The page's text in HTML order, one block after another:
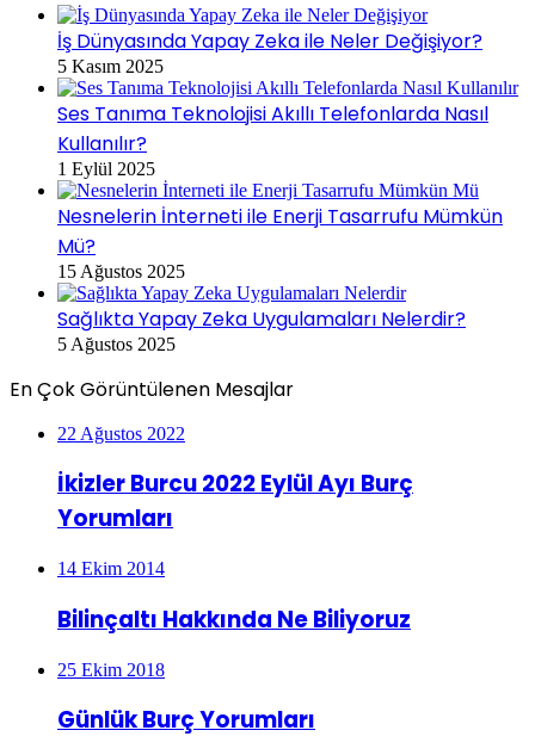
İş Dünyasında Yapay Zeka ile Neler Değişiyor?
5 Kasım 2025
Ses Tanıma Teknolojisi Akıllı Telefonlarda Nasıl
Kullanılır?
1 Eylül 2025
Nesnelerin İnterneti ile Enerji Tasarrufu Mümkün
Mü?
15 Ağustos 2025
Sağlıkta Yapay Zeka Uygulamaları Nelerdir?
5 Ağustos 2025
En Çok Görüntülenen Mesajlar
22 Ağustos 2022
İkizler Burcu 2022 Eylül Ayı Burç
Yorumları
14 Ekim 2014
Bilinçaltı Hakkında Ne Biliyoruz
25 Ekim 2018
Günlük Burç Yorumları